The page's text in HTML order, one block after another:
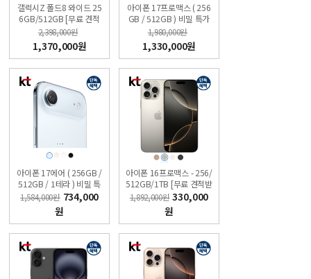
갤럭시Z 폴드8 와이드 25
6GB/512GB [무료 견적
받기] 싼올레폰
2,398,000원
1,370,000원
아이폰 17프로맥스 ( 256
GB / 512GB ) 비밀 특가
폰 KT직영점 싼올레폰
1,980,000원
1,330,000원
아이폰 17에어 ( 256GB /
512GB / 1테라 ) 비밀 특
가폰 KT직영점 싼올레폰
1,584,000원 734,000
원
아이폰 16프로맥스 - 256/
512GB/1TB [무료 견적받
기] 싼올레폰
1,892,000원 330,000
원